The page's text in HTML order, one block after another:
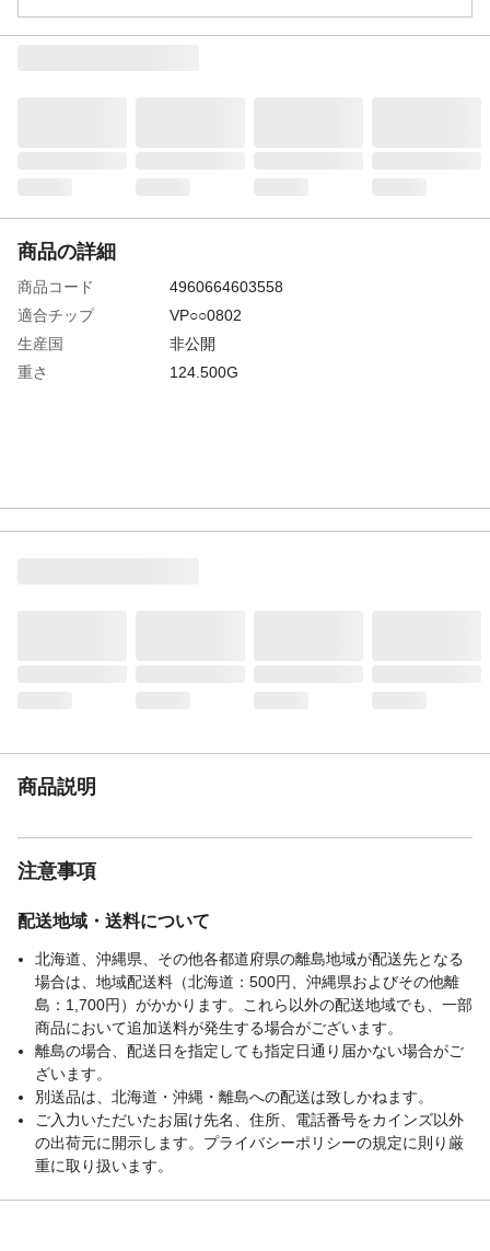
商品の詳細
商品コード
4960664603558
適合チップ
VP○○0802
生産国
非公開
重さ
124.500G
商品説明
注意事項
配送地域・送料について
北海道、沖縄県、その他各都道府県の離島地域が配送先となる
場合は、地域配送料（北海道：500円、沖縄県およびその他離
島：1,700円）がかかります。これら以外の配送地域でも、一部
商品において追加送料が発生する場合がございます。
離島の場合、配送日を指定しても指定日通り届かない場合がご
ざいます。
別送品は、北海道・沖縄・離島への配送は致しかねます。
ご入力いただいたお届け先名、住所、電話番号をカインズ以外
の出荷元に開示します。プライバシーポリシーの規定に則り厳
重に取り扱います。